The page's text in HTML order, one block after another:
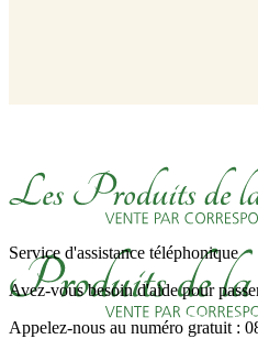
Service d'assistance téléphonique
Avez-vous besoin d'aide pour
Appelez-nous au numéro gratuit :